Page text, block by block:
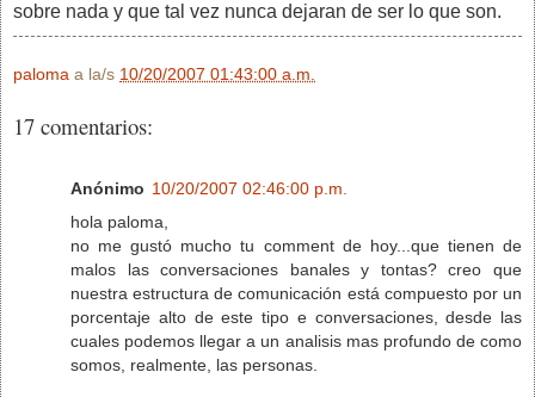
sobre nada y que tal vez nunca dejaran de ser lo que son.
paloma a la/s 10/20/2007 01:43:00 a.m.
17 comentarios:
Anónimo 10/20/2007 02:46:00 p.m.
hola paloma,
no me gustó mucho tu comment de hoy...que tienen de
malos las conversaciones banales y tontas? creo que
nuestra estructura de comunicación está compuesto por un
porcentaje alto de este tipo e conversaciones, desde las
cuales podemos llegar a un analisis mas profundo de como
somos, realmente, las personas.